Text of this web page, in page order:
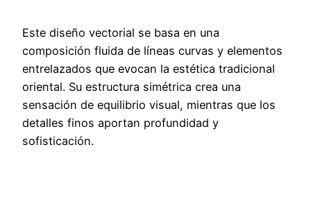
Este diseño vectorial se basa en una
composición fluida de líneas curvas y elementos
entrelazados que evocan la estética tradicional
oriental. Su estructura simétrica crea una
sensación de equilibrio visual, mientras que los
detalles finos aportan profundidad y
sofisticación.